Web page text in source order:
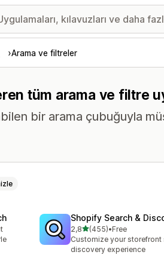
Arama ve filtreler
tüm arama ve filtre
bir arama çubuğuyla
Shopify Search &
2,85 yıldız üzerinden
(455)
toplam 455 değerlendirme
•Free
Customize your storefront
discovery experience